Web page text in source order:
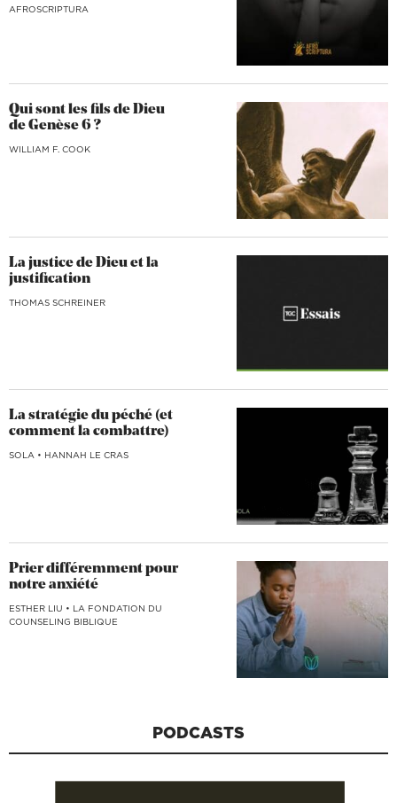
AFROSCRIPTURA
Qui sont les fils de Dieu
de Genèse 6 ?
WILLIAM F. COOK
La justice de Dieu et la
justification
THOMAS SCHREINER
La stratégie du péché (et
comment la combattre)
SOLA • HANNAH LE CRAS
Prier différemment pour
notre anxiété
ESTHER LIU • LA FONDATION DU
COUNSELING BIBLIQUE
PODCASTS